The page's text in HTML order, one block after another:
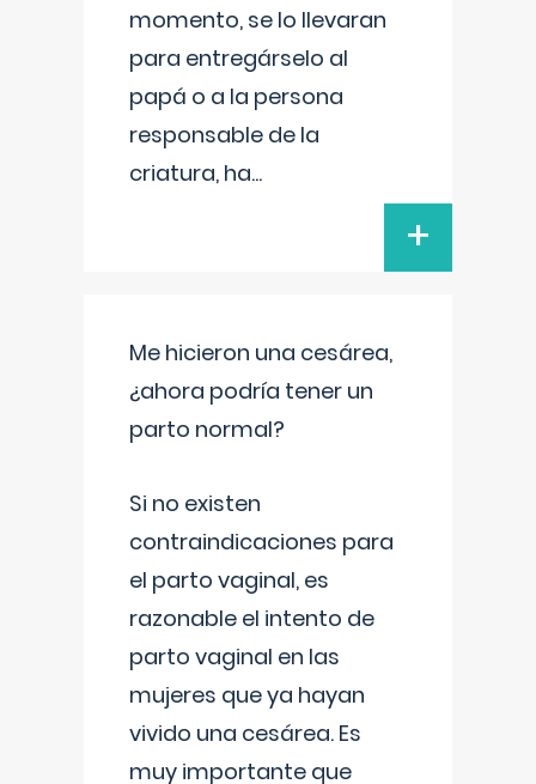
momento, se lo llevaran
para entregárselo al
papá o a la persona
responsable de la
criatura, ha...
+
Me hicieron una cesárea,
¿ahora podría tener un
parto normal?
Si no existen
contraindicaciones para
el parto vaginal, es
razonable el intento de
parto vaginal en las
mujeres que ya hayan
vivido una cesárea. Es
muy importante que